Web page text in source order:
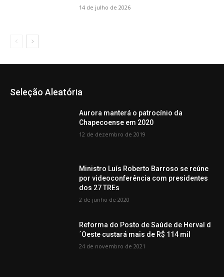
14 de julho de 2026
Seleção Aleatória
Aurora manterá o patrocínio da
Chapecoense em 2020
12 de dezembro de 2019
Ministro Luís Roberto Barroso se reúne
por videoconferência com presidentes
dos 27 TREs
2 de junho de 2020
Reforma do Posto de Saúde de Herval d
´Oeste custará mais de R$ 114 mil
24 de novembro de 2021